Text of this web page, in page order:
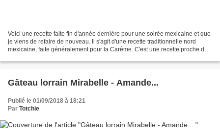
Voici une recette faite fin d'année dernière pour une soirée mexicaine et que
je viens de refaire de nouveau. Il s'agit d'une recette traditionnelle nord
mexicaine, faite généralement pour la Carême. C'est une recette proche du
Gâteau lorrain Mirabelle - Amande...
Publié le 01/09/2018 à 18:21
Par Totchie